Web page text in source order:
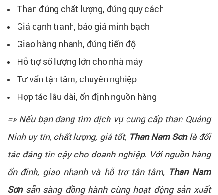
Than đúng chất lượng, đúng quy cách
Giá cạnh tranh, báo giá minh bạch
Giao hàng nhanh, đúng tiến độ
Hỗ trợ số lượng lớn cho nhà máy
Tư vấn tận tâm, chuyên nghiệp
Hợp tác lâu dài, ổn định nguồn hàng
=» Nếu bạn đang tìm dịch vụ cung cấp than Quảng
Ninh uy tín, chất lượng, giá tốt, Than Nam Sơnlà đối
tác đáng tin cậy cho doanh nghiệp. Với nguồn hàng
ổn định, giao nhanh và hỗ trợ tận tâm, Than Nam
Sơn sẵn sàng đồng hành cùng hoạt động sản xuất